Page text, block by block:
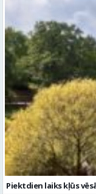
Piektdien laiks kļūs